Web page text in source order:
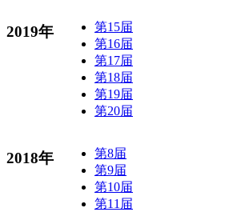
2019年
第15届
第16届
第17届
第18届
第19届
第20届
2018年
第8届
第9届
第10届
第11届